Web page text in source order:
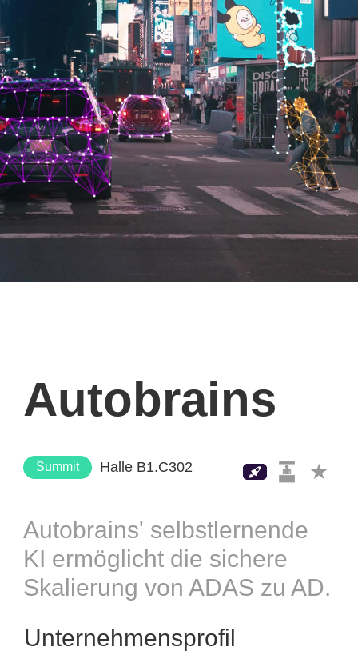
Autobrains
Summit Halle B1.C302
Autobrains' selbstlernende
KI ermöglicht die sichere
Skalierung von ADAS zu AD.
Unternehmensprofil